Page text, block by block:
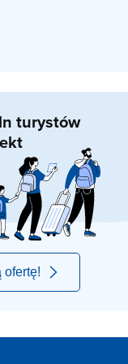
turystów
ofertę!